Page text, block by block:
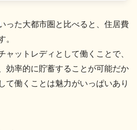
った大都市圏と比べると、住居費
。
ャットレディとして働くことで、
効率的に貯蓄することが可能だか
て働くことは魅力がいっぱいあり